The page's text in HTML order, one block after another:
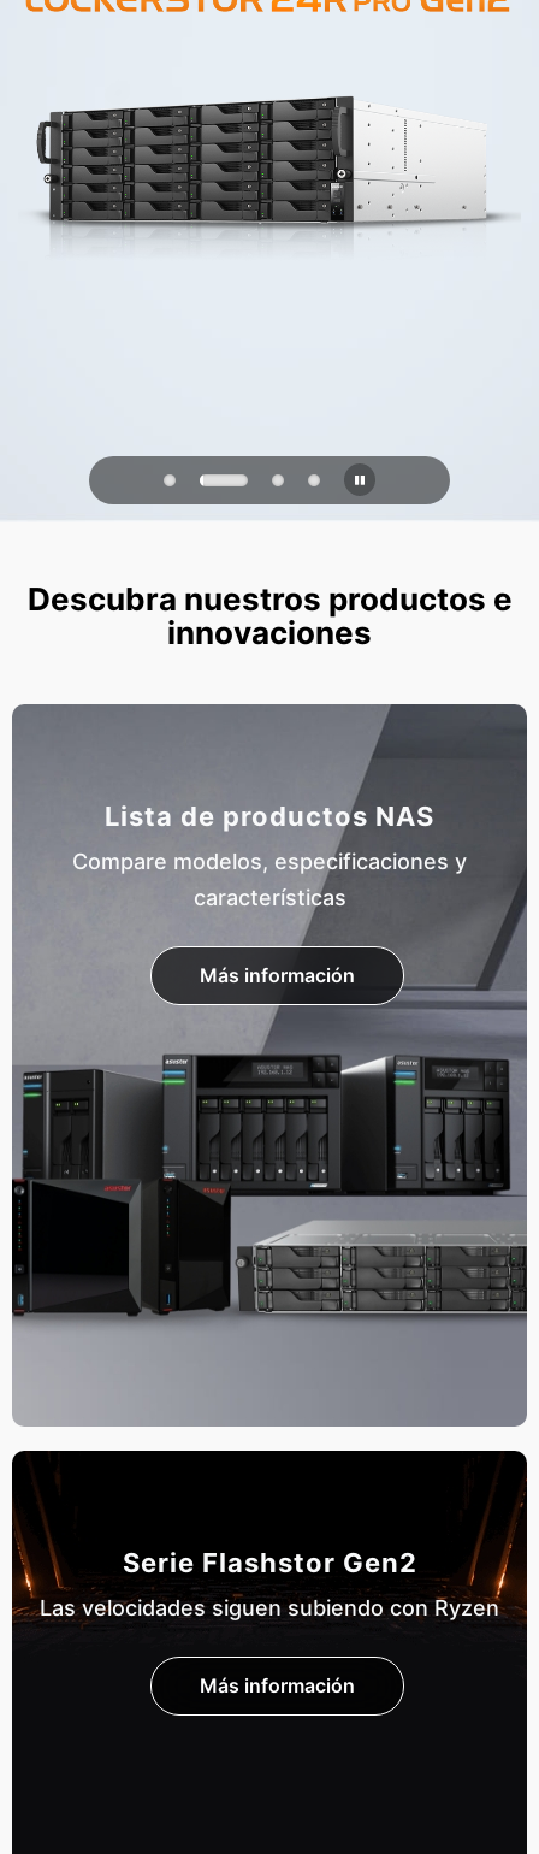
del futuro
Descubra nuestros productos e
innovaciones
Lista de productos NAS
Compare modelos, especificaciones y
características
Más información
Serie Flashstor Gen2
Las velocidades siguen subiendo con Ryzen
Más información